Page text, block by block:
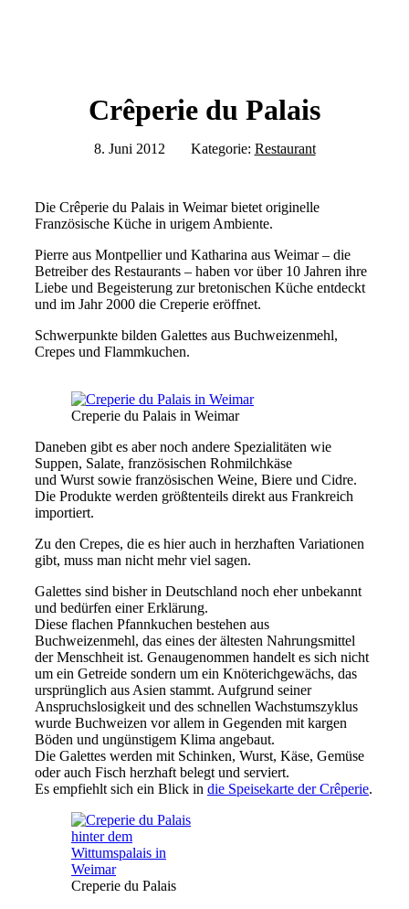
Crêperie du Palais
8. Juni 2012 Kategorie: Restaurant
Die Crêperie du Palais in Weimar bietet originelle
Französische Küche in urigem Ambiente.
Pierre aus Montpellier und Katharina aus Weimar – die
Betreiber des Restaurants – haben vor über 10 Jahren ihre
Liebe und Begeisterung zur bretonischen Küche entdeckt
und im Jahr 2000 die Creperie eröffnet.
Schwerpunkte bilden Galettes aus Buchweizenmehl,
Crepes und Flammkuchen.
Creperie du Palais in Weimar
Daneben gibt es aber noch andere Spezialitäten wie
Suppen, Salate, französischen Rohmilchkäse
und Wurst sowie französischen Weine, Biere und Cidre.
Die Produkte werden größtenteils direkt aus Frankreich
importiert.
Zu den Crepes, die es hier auch in herzhaften Variationen
gibt, muss man nicht mehr viel sagen.
Galettes sind bisher in Deutschland noch eher unbekannt
und bedürfen einer Erklärung.
Diese flachen Pfannkuchen bestehen aus
Buchweizenmehl, das eines der ältesten Nahrungsmittel
der Menschheit ist. Genaugenommen handelt es sich nicht
um ein Getreide sondern um ein Knöterichgewächs, das
ursprünglich aus Asien stammt. Aufgrund seiner
Anspruchslosigkeit und des schnellen Wachstumszyklus
wurde Buchweizen vor allem in Gegenden mit kargen
Böden und ungünstigem Klima angebaut.
Die Galettes werden mit Schinken, Wurst, Käse, Gemüse
oder auch Fisch herzhaft belegt und serviert.
Es empfiehlt sich ein Blick in die Speisekarte der Crêperie.
Creperie du Palais